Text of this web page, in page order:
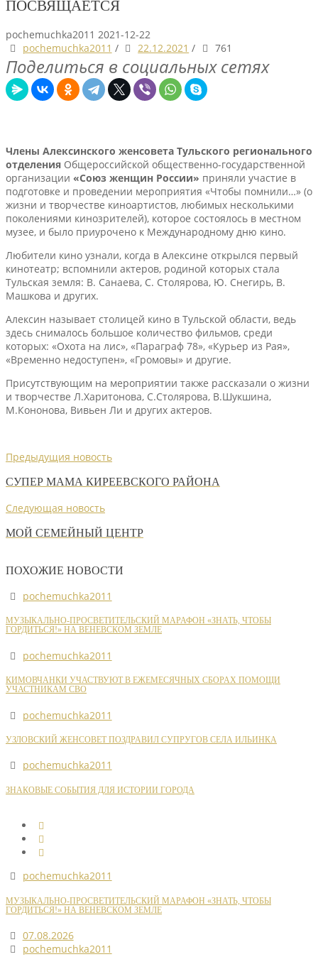
ПОСВЯЩАЕТСЯ
pochemuchka2011 2021-12-22
pochemuchka2011 / 22.12.2021 / 761
Поделиться в социальных сетях
Члены Алексинского женсовета Тульского регионального
отделения Общероссийской общественно-государственной
организации «Союз женщин России» приняли участие в
подготовке и проведении мероприятия «Чтобы помнили…» (о
жизни и творчестве киноартистов, любимых несколькими
поколениями кинозрителей), которое состоялось в местном
музее, и было приурочено к Международному дню кино.
Любители кино узнали, когда в Алексине открылся первый
кинотеатр; вспомнили актеров, родиной которых стала
Тульская земля: В. Санаева, С. Столярова, Ю. Снегирь, В.
Машкова и других.
Алексин называет столицей кино в Тульской области, ведь
здесь снималось большое количество фильмов, среди
которых: «Охота на лис», «Параграф 78», «Курьер из Рая»,
«Временно недоступен», «Громовы» и другие.
Присутствующим на мероприятии также рассказали о жизни
и творчестве Л.Харитонова, С.Столярова, В.Шукшина,
М.Кононова, Вивьен Ли и других актеров.
Предыдущия новость
СУПЕР МАМА КИРЕЕВСКОГО РАЙОНА
Следующая новость
МОЙ СЕМЕЙНЫЙ ЦЕНТР
ПОХОЖИЕ НОВОСТИ
pochemuchka2011
МУЗЫКАЛЬНО-ПРОСВЕТИТЕЛЬСКИЙ МАРАФОН «ЗНАТЬ, ЧТОБЫ
ГОРДИТЬСЯ!» НА ВЕНЕВСКОМ ЗЕМЛЕ
pochemuchka2011
КИМОВЧАНКИ УЧАСТВУЮТ В ЕЖЕМЕСЯЧНЫХ СБОРАХ ПОМОЩИ
УЧАСТНИКАМ СВО
pochemuchka2011
УЗЛОВСКИЙ ЖЕНСОВЕТ ПОЗДРАВИЛ СУПРУГОВ СЕЛА ИЛЬИНКА
pochemuchka2011
ЗНАКОВЫЕ СОБЫТИЯ ДЛЯ ИСТОРИИ ГОРОДА
pochemuchka2011
МУЗЫКАЛЬНО-ПРОСВЕТИТЕЛЬСКИЙ МАРАФОН «ЗНАТЬ, ЧТОБЫ
ГОРДИТЬСЯ!» НА ВЕНЕВСКОМ ЗЕМЛЕ
07.08.2026
pochemuchka2011